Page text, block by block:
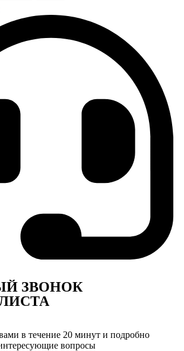
ЗВОНОК
в течение 20 минут и подробно
вопросы